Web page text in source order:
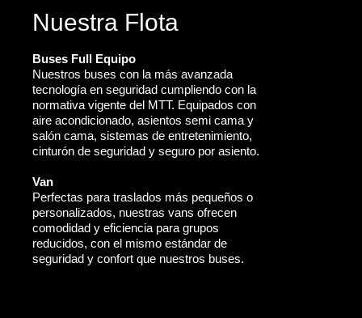
Nuestra Flota
Buses Full Equipo
Nuestros buses con la más avanzada
tecnología en seguridad cumpliendo con la
normativa vigente del MTT. Equipados con
aire acondicionado, asientos semi cama y
salón cama, sistemas de entretenimiento,
cinturón de seguridad y seguro por asiento.
Van
Perfectas para traslados más pequeños o
personalizados, nuestras vans ofrecen
comodidad y eficiencia para grupos
reducidos, con el mismo estándar de
seguridad y confort que nuestros buses.